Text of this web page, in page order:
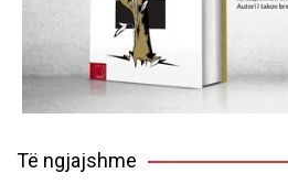
Të ngjajshme